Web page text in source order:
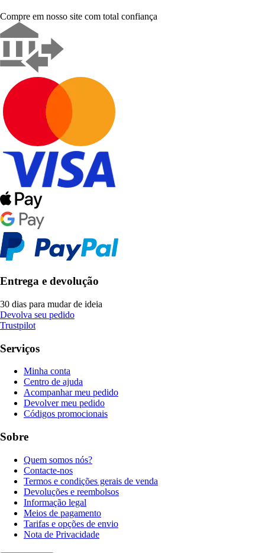
Compre em nosso site com total confiança
Entrega e devolução
30 dias para mudar de ideia
Devolva seu pedido
Trustpilot
Serviços
Minha conta
Centro de ajuda
Acompanhar meu pedido
Devolver meu pedido
Códigos promocionais
Sobre
Quem somos nós?
Contacte-nos
Termos e condições gerais de venda
Devoluções e reembolsos
Informação legal
Meios de pagamento
Tarifas e opções de envio
Nota de Privacidade